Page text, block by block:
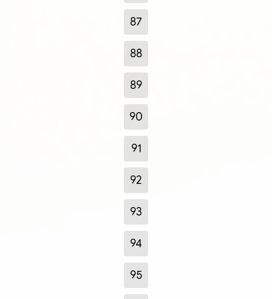
87
88
89
90
91
92
93
94
95